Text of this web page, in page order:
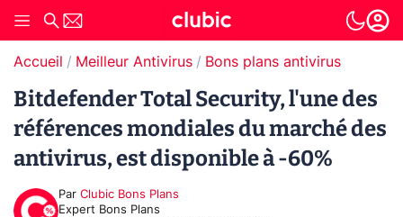
Accueil Meilleur Antivirus Bons plans antivirus
Bitdefender Total Security, l'une des
références mondiales du marché des
antivirus, est disponible à -60%
Par Clubic Bons Plans
Expert Bons Plans